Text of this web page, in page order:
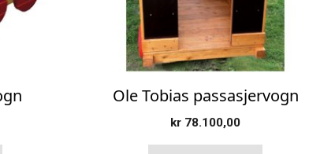
Ole Tobias passasjervogn
kr 78.100,00